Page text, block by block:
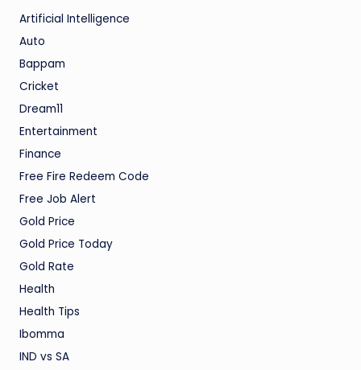
Artificial Intelligence
Auto
Bappam
Cricket
Dream11
Entertainment
Finance
Free Fire Redeem Code
Free Job Alert
Gold Price
Gold Price Today
Gold Rate
Health
Health Tips
Ibomma
IND vs SA